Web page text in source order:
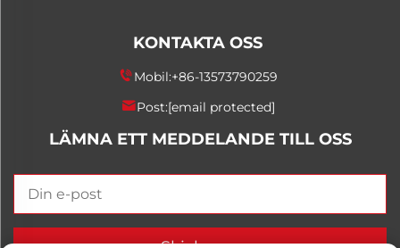
KONTAKTA OSS
Mobil:+86-13573790259
Post:[email protected]
LÄMNA ETT MEDDELANDE TILL OSS